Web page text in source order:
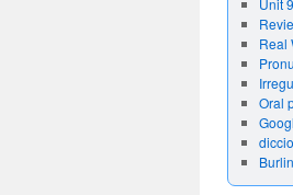
Unit 9
Real
Oral